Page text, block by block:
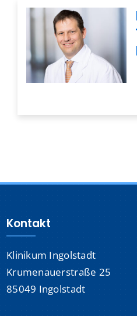
Presse
Kontakt
Kontakt
Klinikum Ingolstadt
Krumenauerstraße 25
85049 Ingolstadt